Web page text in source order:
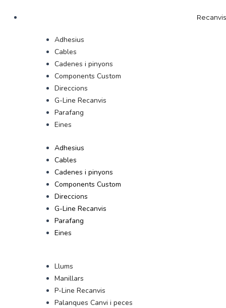
Recanvis
Adhesius
Cables
Cadenes i pinyons
Components Custom
Direccions
G-Line Recanvis
Parafang
Eines
Adhesius
Cables
Cadenes i pinyons
Components Custom
Direccions
G-Line Recanvis
Parafang
Eines
Llums
Manillars
P-Line Recanvis
Palanques Canvi i peces